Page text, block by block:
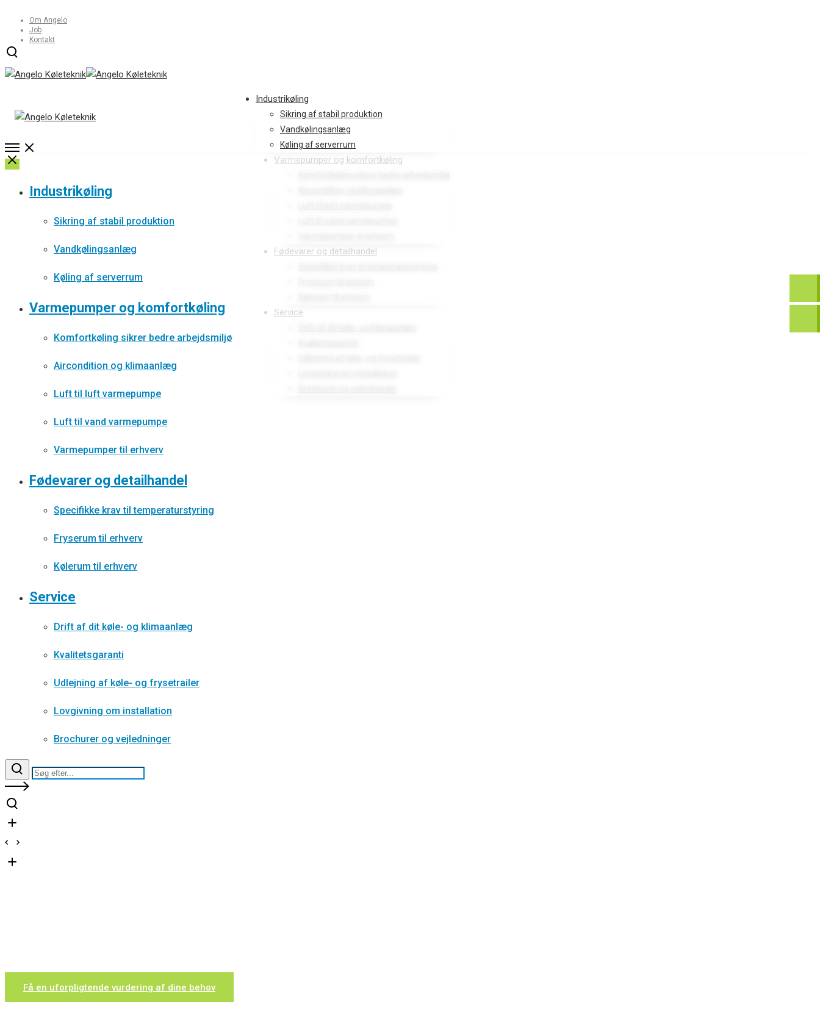
Om Angelo
Job
Kontakt
Open
Søg
modal
Industrikøling
Sikring af stabil produktion
Vandkølingsanlæg
Køling af serverrum
Varmepumper og komfortkøling
Fødevarer og detailhandel
Service
Menu
Close
Industrikøling
Sikring af stabil produktion
Vandkølingsanlæg
Køling af serverrum
Varmepumper og komfortkøling
Komfortkøling sikrer bedre arbejdsmiljø
Aircondition og klimaanlæg
Luft til luft varmepumpe
Luft til vand varmepumpe
Varmepumper til erhverv
Fødevarer og detailhandel
Specifikke krav til temperaturstyring
Fryserum til erhverv
Kølerum til erhverv
Service
Drift af dit køle- og klimaanlæg
Kvalitetsgaranti
Udlejning af køle- og frysetrailer
Lovgivning om installation
Brochurer og vejledninger
Få en uforpligtende vurdering af dine behov